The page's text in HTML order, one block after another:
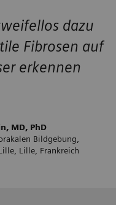
dazu
Fibrosen auf
erkennen
MD, PhD
Bildgebung,
Lille, Frankreich